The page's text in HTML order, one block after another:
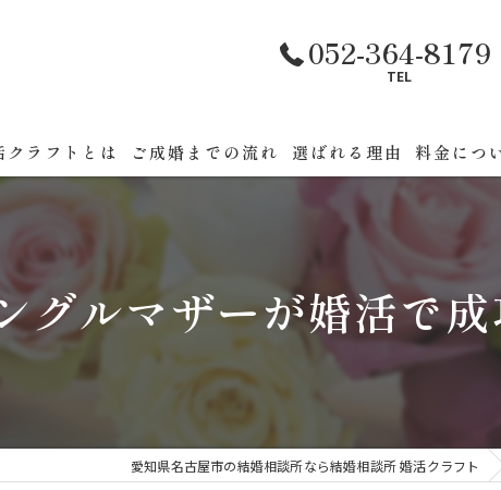
052-364-8179
TEL
クラフトとは
クラフトへまでの道順
法則セミナー
ト開催
ご成婚までの流れ 選ばれる理由 料金につ
公務員・
グルマザーが婚活で
愛知県名古屋市の結婚相談所なら結婚相談所 婚活クラフト